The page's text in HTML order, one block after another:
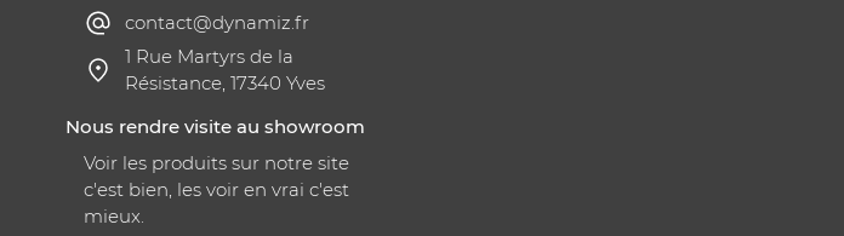
contact@dynamiz.fr
1 Rue Martyrs de la
Résistance, 17340 Yves
Nous rendre visite au showroom
Voir les produits sur notre site
c'est bien, les voir en vrai c'est
mieux.